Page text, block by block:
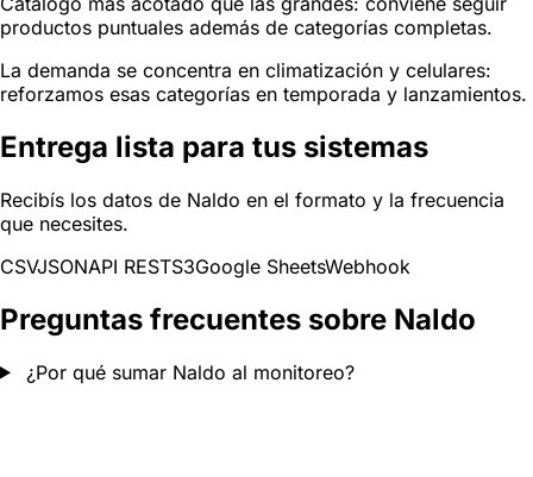
productos puntuales además de categorías completas.
La demanda se concentra en climatización y celulares:
reforzamos esas categorías en temporada y lanzamientos.
Entrega lista para tus sistemas
Recibís los datos de Naldo en el formato y la frecuencia
que necesites.
CSVJSONAPI RESTS3Google SheetsWebhook
Preguntas frecuentes sobre Naldo
¿Por qué sumar Naldo al monitoreo?